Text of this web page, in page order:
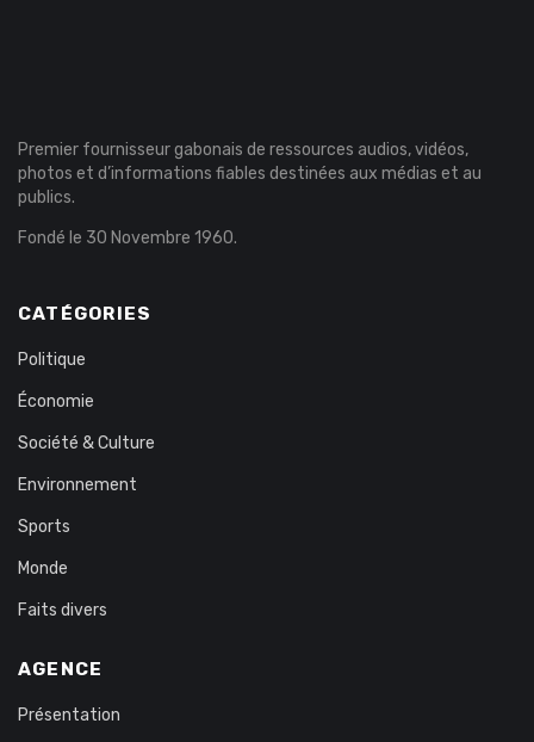
Premier fournisseur gabonais de ressources audios, vidéos,
photos et d’informations fiables destinées aux médias et au
publics.
Fondé le 30 Novembre 1960.
CATÉGORIES
Politique
Économie
Société & Culture
Environnement
Sports
Monde
Faits divers
AGENCE
Présentation